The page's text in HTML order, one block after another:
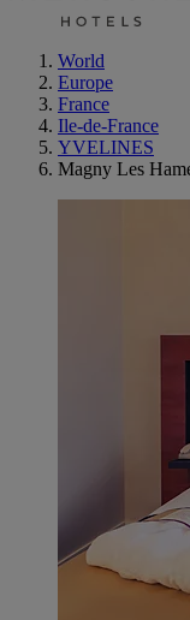
World
Europe
France
Ile-de-France
YVELINES
Magny Les